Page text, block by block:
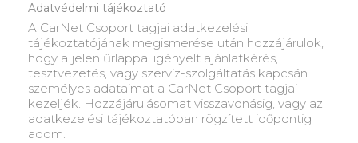
Adatvédelmi tájékoztató
A CarNet Csoport tagjai adatkezelési
tájékoztatójának megismerése után hozzájárulok,
hogy a jelen űrlappal igényelt ajánlatkérés,
tesztvezetés, vagy szerviz-szolgáltatás kapcsán
személyes adataimat a CarNet Csoport tagjai
kezeljék. Hozzájárulásomat visszavonásig, vagy az
adatkezelési tájékoztatóban rögzített időpontig
adom.